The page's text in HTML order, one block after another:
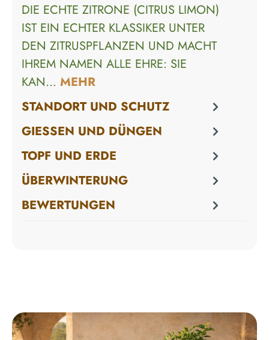
DIE ECHTE ZITRONE (CITRUS LIMON)
IST EIN ECHTER KLASSIKER UNTER
DEN ZITRUSPFLANZEN UND MACHT
IHREM NAMEN ALLE EHRE: SIE
KAN… MEHR
STANDORT UND SCHUTZ
GIESSEN UND DÜNGEN
TOPF UND ERDE
ÜBERWINTERUNG
BEWERTUNGEN